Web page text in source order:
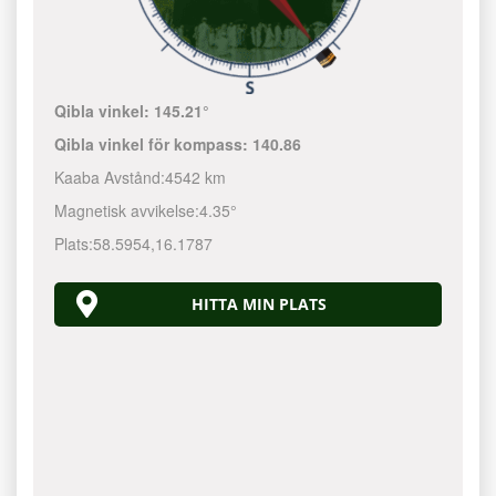
Qibla vinkel: 145.21°
Qibla vinkel för kompass: 140.86
Kaaba Avstånd:4542 km
Magnetisk avvikelse:4.35°
Plats:58.5954,16.1787
HITTA MIN PLATS